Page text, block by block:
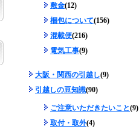
敷金(12)
梱包について(156)
混載便(216)
電気工事(9)
大阪・関西の引越し(9)
引越しの豆知識(90)
ご注意いただきたいこと(9)
取付・取外(4)